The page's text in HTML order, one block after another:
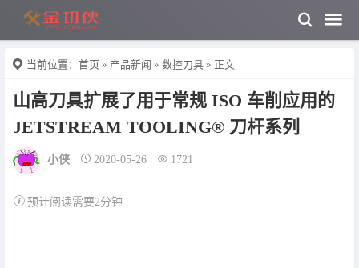
当前位置： 首页 » 产品新闻 » 数控刀具 » 正文
山高刀具扩展了用于常规 ISO 车削应用的
JETSTREAM TOOLING® 刀杆系列
小侠 2020-05-26 1721
预计阅读需要2分钟